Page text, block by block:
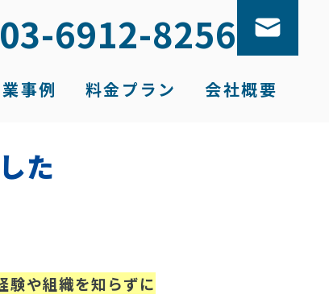
事例 料金プラン 会社概要
03-6912-8256
た
験や組織を知らずに